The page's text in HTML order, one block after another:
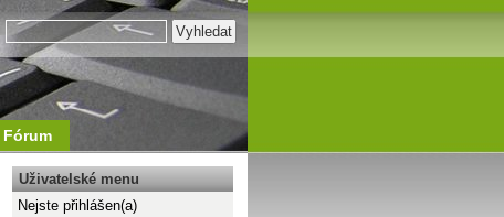
Fórum
Uživatelské menu
Nejste přihlášen(a)